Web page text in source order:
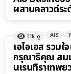
ผสานคลาวด์ระ
1.1k ดู AIS
เอไอเอส รวม
กรุณาธิคุณ สมเ
นเรนทิราเทพ